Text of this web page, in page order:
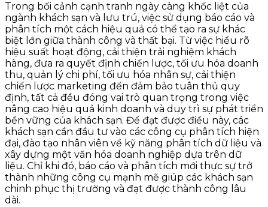
Trong bối cảnh cạnh tranh ngày càng khốc liệt của
ngành khách sạn và lưu trú, việc sử dụng báo cáo và
phân tích một cách hiệu quả có thể tạo ra sự khác
biệt lớn giữa thành công và thất bại. Từ việc hiểu rõ
hiệu suất hoạt động, cải thiện trải nghiệm khách
hàng, đưa ra quyết định chiến lược, tối ưu hóa doanh
thu, quản lý chi phí, tối ưu hóa nhân sự, cải thiện
chiến lược marketing đến đảm bảo tuân thủ quy
định, tất cả đều đóng vai trò quan trọng trong việc
nâng cao hiệu quả kinh doanh và duy trì sự phát triển
bền vững của khách sạn. Để đạt được điều này, các
khách sạn cần đầu tư vào các công cụ phân tích hiện
đại, đào tạo nhân viên về kỹ năng phân tích dữ liệu và
xây dựng một văn hóa doanh nghiệp dựa trên dữ
liệu. Chỉ khi đó, báo cáo và phân tích mới thực sự trở
thành những công cụ mạnh mẽ giúp các khách sạn
chinh phục thị trường và đạt được thành công lâu
dài.